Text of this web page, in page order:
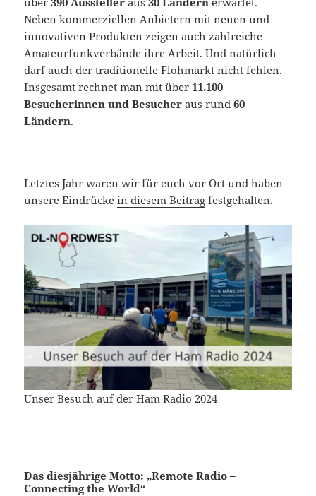
Neben kommerziellen Anbietern mit neuen und
innovativen Produkten zeigen auch zahlreiche
Amateurfunkverbände ihre Arbeit. Und natürlich
darf auch der traditionelle Flohmarkt nicht fehlen.
Insgesamt rechnet man mit über11.100
Besucherinnen und Besucher aus rund60
Ländern.
Letztes Jahr waren wir für euch vor Ort und haben
unsere Eindrückein diesem Beitrag festgehalten.
Unser Besuch auf der Ham Radio 2024
Das diesjährige Motto: „Remote Radio –
Connecting the World“